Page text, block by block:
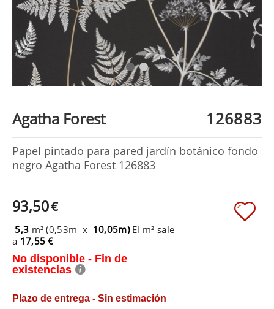
Agatha Forest 126883
Papel pintado para pared jardín botánico fondo
negro Agatha Forest 126883
93,50€
5,3 m² (0,53m x 10,05m) El m² sale
a 17,55 €
No disponible - Fin de
existencias
Plazo de entrega - Sin estimación